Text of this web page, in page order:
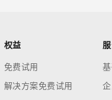
权益
免费试用
解决方案免费试用